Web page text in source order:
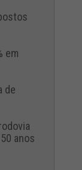
em
de
anos